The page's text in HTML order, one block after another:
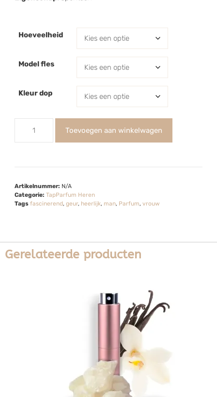
Hoeveelheid
Model fles
Kleur dop
Toevoegen aan winkelwagen
Artikelnummer: N/A
Categorie: TapParfum Heren
Tags fascinerend, geur, heerlijk, man, Parfum, vrouw
Gerelateerde producten